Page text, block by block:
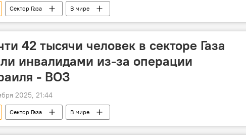
Сектор Газа В мире
42 тысячи человек в секторе Газа
инвалидами из-за операции
- ВОЗ
2025, 21:44
Сектор Газа В мире